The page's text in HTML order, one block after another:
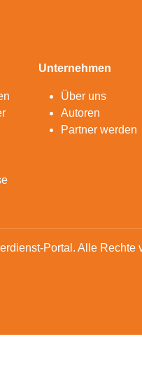
Unternehmen
Über uns
Autoren
Partner werden
Portal. Alle Rechte